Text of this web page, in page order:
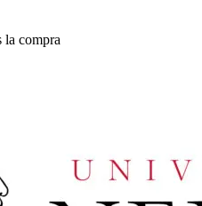
la compra